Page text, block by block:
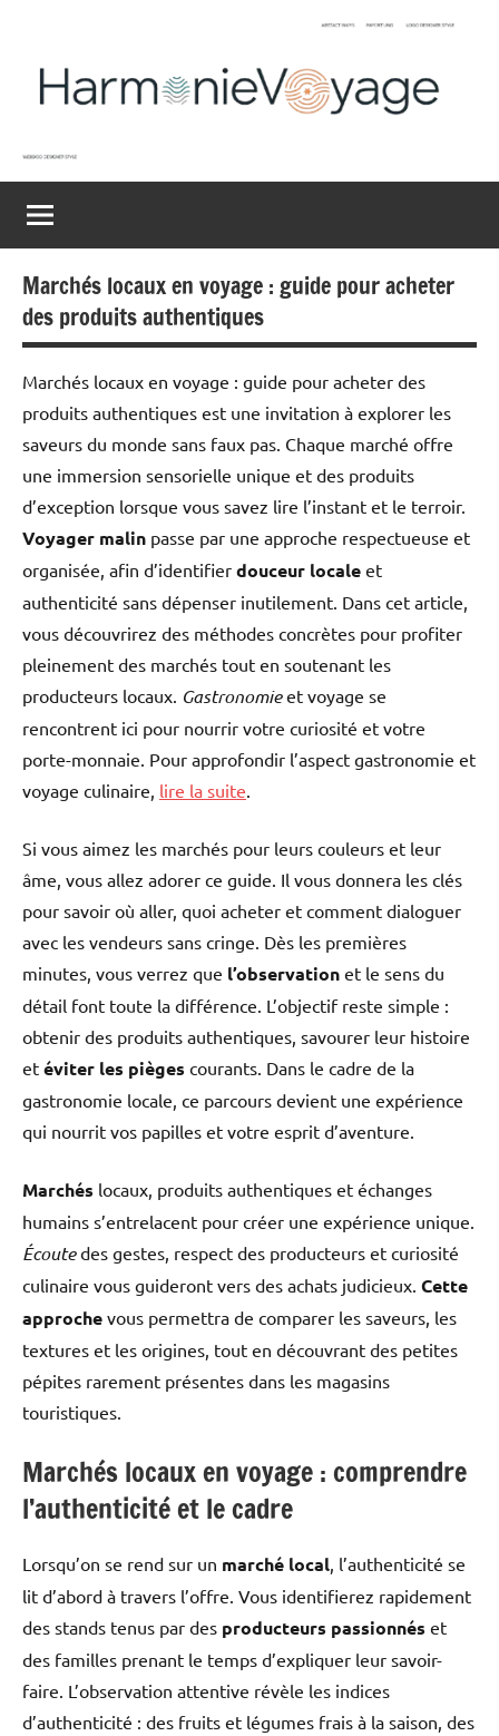
Harmonievoyage
du
monde
Marchés locaux en voyage : guide pour acheter
des produits authentiques
Marchés locaux en voyage : guide pour acheter des
produits authentiques est une invitation à explorer les
saveurs du monde sans faux pas. Chaque marché offre
une immersion sensorielle unique et des produits
d’exception lorsque vous savez lire l’instant et le terroir.
Voyager malin passe par une approche respectueuse et
organisée, afin d’identifier douceur locale et
authenticité sans dépenser inutilement. Dans cet article,
vous découvrirez des méthodes concrètes pour profiter
pleinement des marchés tout en soutenant les
producteurs locaux. Gastronomieet voyage se
rencontrent ici pour nourrir votre curiosité et votre
porte-monnaie. Pour approfondir l’aspect gastronomie et
voyage culinaire, lire la suite.
Si vous aimez les marchés pour leurs couleurs et leur
âme, vous allez adorer ce guide. Il vous donnera les clés
pour savoir où aller, quoi acheter et comment dialoguer
avec les vendeurs sans cringe. Dès les premières
minutes, vous verrez que l’observation et le sens du
détail font toute la différence. L’objectif reste simple :
obtenir des produits authentiques, savourer leur histoire
et éviter les pièges courants. Dans le cadre de la
gastronomie locale, ce parcours devient une expérience
qui nourrit vos papilles et votre esprit d’aventure.
Marchés locaux, produits authentiques et échanges
humains s’entrelacent pour créer une expérience unique.
Écoutedes gestes, respect des producteurs et curiosité
culinaire vous guideront vers des achats judicieux. Cette
approche vous permettra de comparer les saveurs, les
textures et les origines, tout en découvrant des petites
pépites rarement présentes dans les magasins
touristiques.
Marchés locaux en voyage : comprendre
l’authenticité et le cadre
Lorsqu’on se rend sur un marché local, l’authenticité se
lit d’abord à travers l’offre. Vous identifierez rapidement
des stands tenus par des producteurs passionnés et
des familles prenant le temps d’expliquer leur savoir-
faire. L’observation attentive révèle les indices
d’authenticité : des fruits et légumes frais à la saison, des